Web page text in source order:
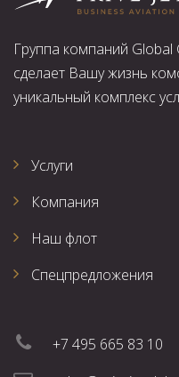
Группа компаний
сделает Вашу жизнь
уникальный комплекс
Услуги
Компания
Наш флот
Спецпредложения
+7 495 665 83 10